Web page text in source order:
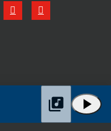
play_arrow
library_music